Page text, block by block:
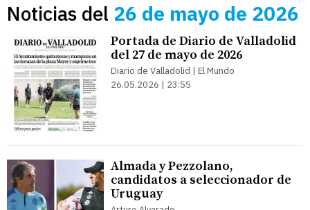
Noticias del 26 de mayo de 2026
Portada de Diario de Valladolid
del 27 de mayo de 2026
Diario de Valladolid | El Mundo
26.05.2026 | 23:55
Almada y Pezzolano,
candidatos a seleccionador de
Uruguay